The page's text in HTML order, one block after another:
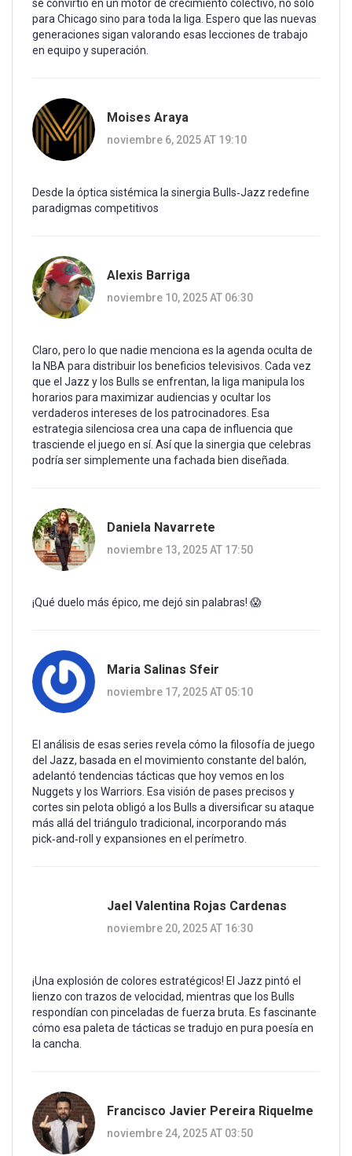
se convirtió en un motor de crecimiento colectivo, no solo
para Chicago sino para toda la liga. Espero que las nuevas
generaciones sigan valorando esas lecciones de trabajo
en equipo y superación.
Moises Araya
noviembre 6, 2025 AT 19:10
Desde la óptica sistémica la sinergia Bulls‑Jazz redefine
paradigmas competitivos
Alexis Barriga
noviembre 10, 2025 AT 06:30
Claro, pero lo que nadie menciona es la agenda oculta de
la NBA para distribuir los beneficios televisivos. Cada vez
que el Jazz y los Bulls se enfrentan, la liga manipula los
horarios para maximizar audiencias y ocultar los
verdaderos intereses de los patrocinadores. Esa
estrategia silenciosa crea una capa de influencia que
trasciende el juego en sí. Así que la sinergia que celebras
podría ser simplemente una fachada bien diseñada.
Daniela Navarrete
noviembre 13, 2025 AT 17:50
¡Qué duelo más épico, me dejó sin palabras! 😱
Maria Salinas Sfeir
noviembre 17, 2025 AT 05:10
El análisis de esas series revela cómo la filosofía de juego
del Jazz, basada en el movimiento constante del balón,
adelantó tendencias tácticas que hoy vemos en los
Nuggets y los Warriors. Esa visión de pases precisos y
cortes sin pelota obligó a los Bulls a diversificar su ataque
más allá del triángulo tradicional, incorporando más
pick‑and‑roll y expansiones en el perímetro.
Jael Valentina Rojas Cardenas
noviembre 20, 2025 AT 16:30
¡Una explosión de colores estratégicos! El Jazz pintó el
lienzo con trazos de velocidad, mientras que los Bulls
respondían con pinceladas de fuerza bruta. Es fascinante
cómo esa paleta de tácticas se tradujo en pura poesía en
la cancha.
Francisco Javier Pereira Riquelme
noviembre 24, 2025 AT 03:50